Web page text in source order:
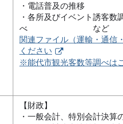
・電話普及の推移
・各所及びイベント誘客数
べ など
関連ファイル（運輸・通信
ください
※能代市観光客数等調べは
【財政】
・一般会計、特別会計決算